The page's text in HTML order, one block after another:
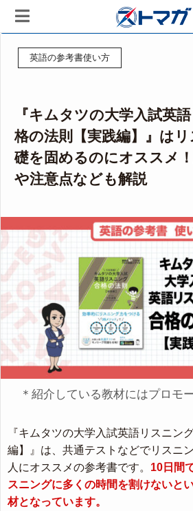
英語の参考書使い方
『キムタツの大学入試英
格の法則【実践編】』は
礎を固めるのにオススメ
や注意点なども解説
＊紹介している教材にはプロモ
『キムタツの大学入試英語リスニン
編】』は、共通テストなどでリスニ
人にオススメの参考書です。 10日間
スニングに多くの時間を割けないと
材となっています。